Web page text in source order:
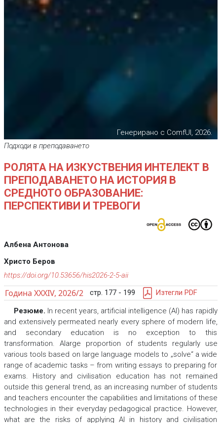
Генерирано с ComfUI, 2026.
Подходи в преподаването
РОЛЯТА НА ИЗКУСТВЕНИЯ ИНТЕЛЕКТ В
ПРЕПОДАВАНЕТО НА ИСТОРИЯ В
СРЕДНОТО ОБРАЗОВАНИЕ:
ПЕРСПЕКТИВИ И ТРЕВОГИ
Албена Антонова
Христо Беров
https://doi.org/10.53656/his2026-2-5-aii
Година XXXIV, 2026/2 стр. 177 - 199 Изтегли PDF
Резюме. In recent years, artificial intelligence (AI) has rapidly
and extensively permeated nearly every sphere of modern life,
and secondary education is no exception to this
transformation. Alarge proportion of students regularly use
various tools based on large language models to „solve“ a wide
range of academic tasks – from writing essays to preparing for
exams. History and civilisation education has not remained
outside this general trend, as an increasing number of students
and teachers encounter the capabilities and limitations of these
technologies in their everyday pedagogical practice. However,
what are the risks of applying AI in history and civilisation